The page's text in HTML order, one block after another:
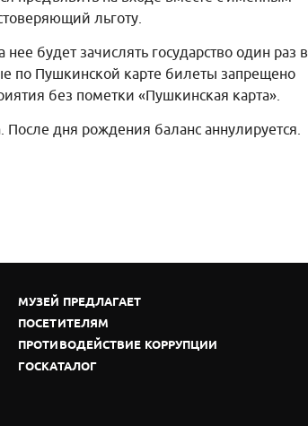
льготу.
будет зачислять государство один раз в
по Пушкинской карте билеты запрещено
без пометки «Пушкинская карта».
После дня рождения баланс аннулируется.
МУЗЕЙ ПРЕДЛАГАЕТ
ПОСЕТИТЕЛЯМ
ПРОТИВОДЕЙСТВИЕ КОРРУПЦИИ
ГОСКАТАЛОГ